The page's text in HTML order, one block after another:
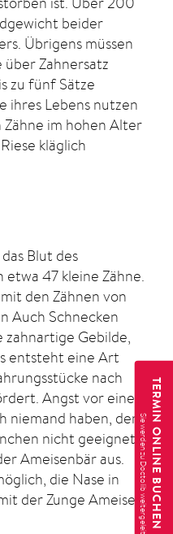
beider
Übrigens müssen
über Zahnersatz
zu fünf Sätze
ihres Lebens nutzen
im hohen Alter
kläglich
Blut des
etwa 47 kleine Zähne.
den Zähnen von
Auch Schnecken
Gebilde,
entsteht eine Art
nach
Angst vor einem
niemand haben, denn
nicht geeignet.
Ameisenbär aus.
die Nase in
der Zunge Ameisen TERMIN ONLINE BUCHEN